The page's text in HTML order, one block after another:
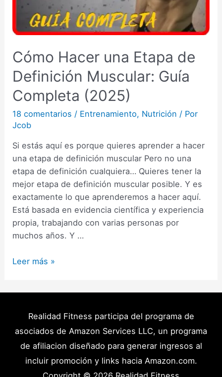
Cómo Hacer una Etapa de
Definición Muscular: Guía
Completa (2025)
18 comentarios / Entrenamiento, Nutrición / Por
Jcob
Si estás aquí es porque quieres aprender a hacer
una etapa de definición muscular Pero no una
etapa de definición cualquiera… Quieres tener la
mejor etapa de definición muscular posible. Y es
exactamente lo que aprenderemos a hacer aquí.
Está basada en evidencia científica y experiencia
propia, trabajando con varias personas por
muchos años. Y …
Cómo
Definición
Guía
Completa
Leer más »
Realidad Fitness participa del programa de
asociados de Amazon Services LLC, un programa
de afiliacion diseñado para generar ingresos al
incluir promoción y links hacia Amazon.com.